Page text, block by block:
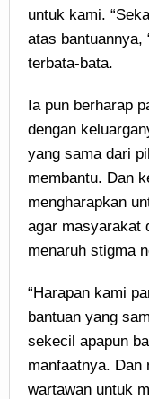
untuk kami.
atas bantuannya,
terbata-bata.
Ia pun berharap
dengan
yang sama dari
membantu. Dan
mengharapkan
agar masyarakat
menaruh stigma
“Harapan kami
bantuan yang
sekecil apapun
manfaatnya. Dan
wartawan untuk